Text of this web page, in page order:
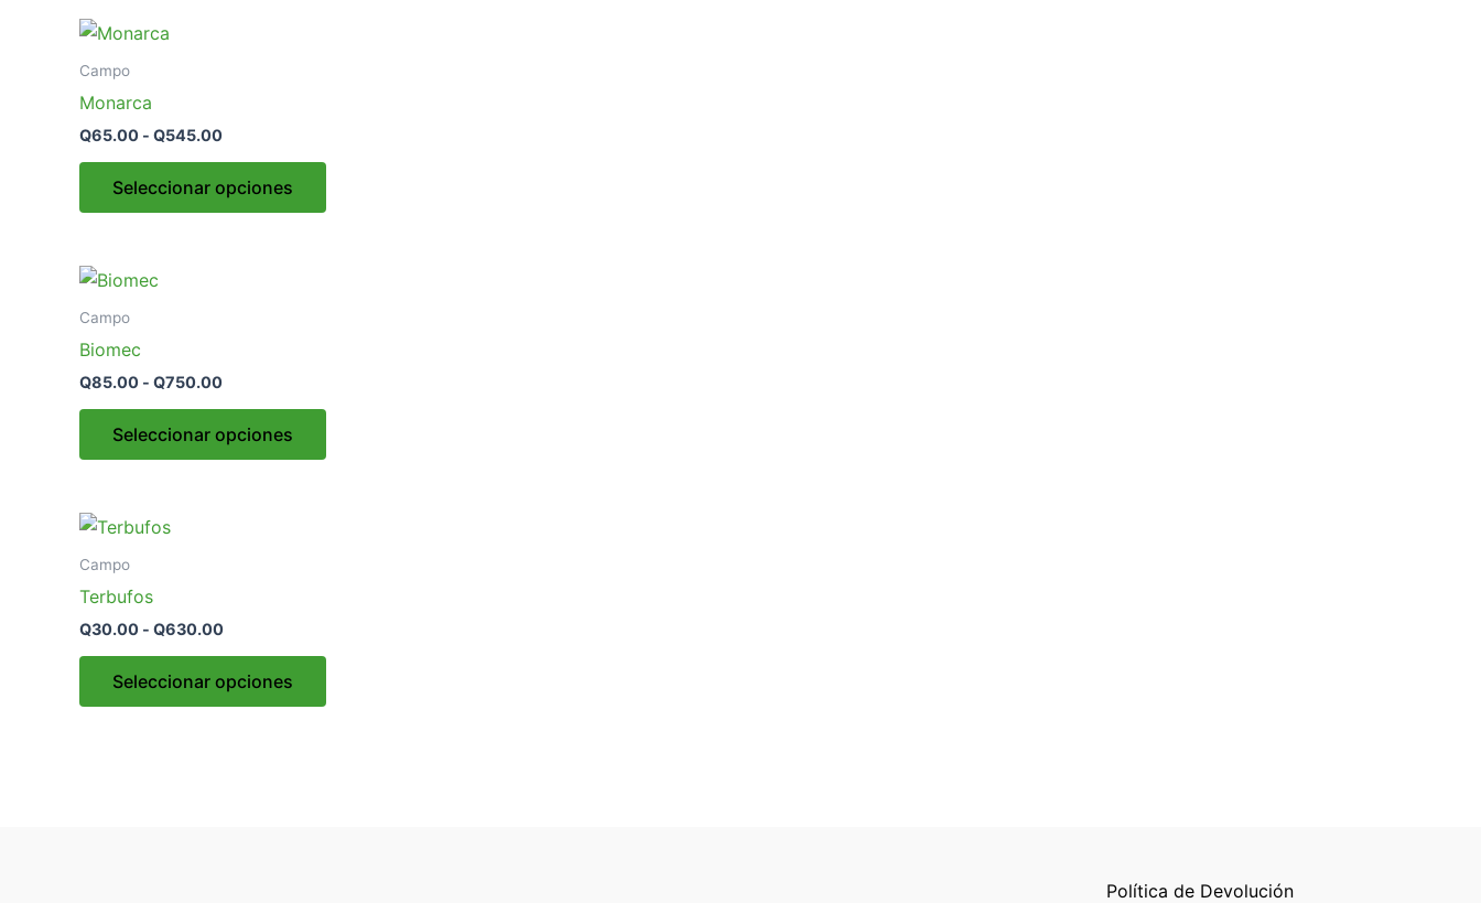
Campo
Monarca
Q65.00 - Q545.00
Seleccionar opciones
Campo
Biomec
Q85.00 - Q750.00
Seleccionar opciones
Campo
Terbufos
Q30.00 - Q630.00
Seleccionar opciones
Política de Devolución